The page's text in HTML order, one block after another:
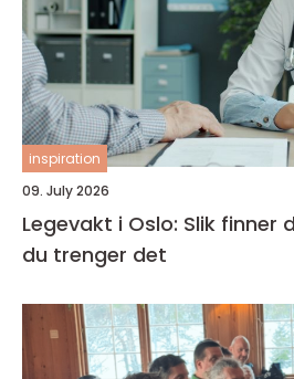
inspiration
09. July 2026
Legevakt i Oslo: Slik finner
du trenger det